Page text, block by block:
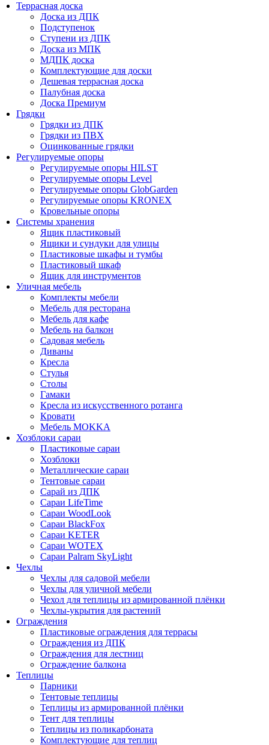
Террасная доска
Доска из ДПК
Подступенок
Ступени из ДПК
Доска из МПК
МДПК доска
Комплектующие для доски
Дешевая террасная доска
Палубная доска
Доска Премиум
Грядки
Грядки из ДПК
Грядки из ПВХ
Оцинкованные грядки
Регулируемые опоры
Регулируемые опоры HILST
Регулируемые опоры Level
Регулируемые опоры GlobGarden
Регулируемые опоры KRONEX
Кровельные опоры
Системы хранения
Ящик пластиковый
Ящики и сундуки для улицы
Пластиковые шкафы и тумбы
Пластиковый шкаф
Ящик для инструментов
Уличная мебель
Комплекты мебели
Мебель для ресторана
Мебель для кафе
Мебель на балкон
Садовая мебель
Диваны
Кресла
Стулья
Столы
Гамаки
Кресла из искусственного ротанга
Кровати
Мебель MOKKA
Хозблоки сараи
Пластиковые сараи
Хозблоки
Металлические сараи
Тентовые сараи
Сарай из ДПК
Cараи LifeTime
Cараи WoodLook
Сараи BlackFox
Сараи KETER
Сараи WOTEX
Сараи Palram SkyLight
Чехлы
Чехлы для садовой мебели
Чехлы для уличной мебели
Чехол для теплицы из армированной плёнки
Чехлы-укрытия для растений
Ограждения
Пластиковые ограждения для террасы
Ограждения из ДПК
Ограждения для лестниц
Ограждение балкона
Теплицы
Парники
Тентовые теплицы
Теплицы из армированной плёнки
Тент для теплицы
Теплицы из поликарбоната
Комплектующие для теплиц